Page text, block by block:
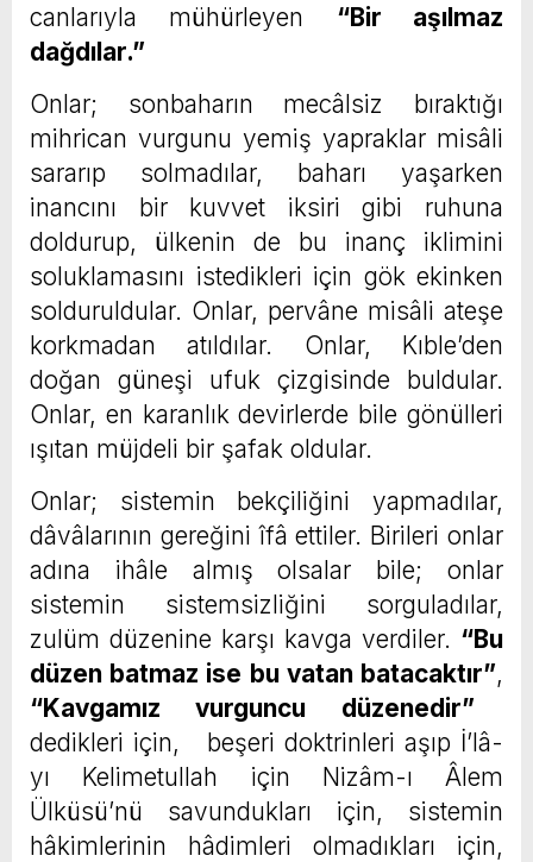
canlarıyla mühürleyen “Bir aşılmaz
dağdılar.”
Onlar; sonbaharın mecâlsiz bıraktığı
mihrican vurgunu yemiş yapraklar misâli
sararıp solmadılar, baharı yaşarken
inancını bir kuvvet iksiri gibi ruhuna
doldurup, ülkenin de bu inanç iklimini
soluklamasını istedikleri için gök ekinken
solduruldular. Onlar, pervâne misâli ateşe
korkmadan atıldılar. Onlar, Kıble’den
doğan güneşi ufuk çizgisinde buldular.
Onlar, en karanlık devirlerde bile gönülleri
ışıtan müjdeli bir şafak oldular.
Onlar; sistemin bekçiliğini yapmadılar,
dâvâlarının gereğini îfâ ettiler. Birileri onlar
adına ihâle almış olsalar bile; onlar
sistemin sistemsizliğini sorguladılar,
zulüm düzenine karşı kavga verdiler. “Bu
düzen batmaz ise bu vatan batacaktır”,
“Kavgamız vurguncu düzenedir”
dedikleri için, beşeri doktrinleri aşıp İ’lâ-
yı Kelimetullah için Nizâm-ı Âlem
Ülküsü’nü savundukları için, sistemin
hâkimlerinin hâdimleri olmadıkları için,